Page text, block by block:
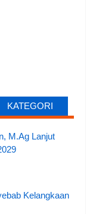
KATEGORI
M.Ag Lanjut
Kelangkaan